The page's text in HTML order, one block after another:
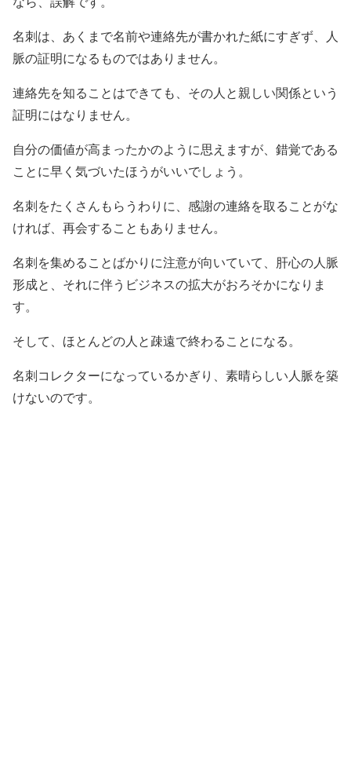
名刺は、あくまで名前や連絡先が書かれた紙にすぎず、人
脈の証明になるものではありません。
連絡先を知ることはできても、その人と親しい関係という
証明にはなりません。
自分の価値が高まったかのように思えますが、錯覚である
ことに早く気づいたほうがいいでしょう。
名刺をたくさんもらうわりに、感謝の連絡を取ることがな
ければ、再会することもありません。
名刺を集めることばかりに注意が向いていて、肝心の人脈
形成と、それに伴うビジネスの拡大がおろそかになりま
す。
そして、ほとんどの人と疎遠で終わることになる。
名刺コレクターになっているかぎり、素晴らしい人脈を築
けないのです。